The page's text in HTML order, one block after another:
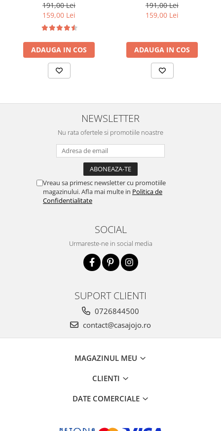
191,00 Lei
159,00 Lei
ADAUGA IN COS
191,00 Lei
159,00 Lei
ADAUGA IN COS
NEWSLETTER
Nu rata ofertele si promotiile noastre
Vreau sa primesc newsletter cu promotiile
magazinului. Afla mai multe in Politica de
Confidentialitate
SOCIAL
Urmareste-ne in social media
SUPORT CLIENTI
0726844500
contact@casajojo.ro
MAGAZINUL MEU
CLIENTI
DATE COMERCIALE